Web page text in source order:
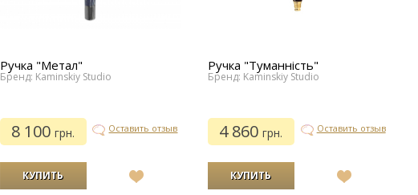
Ручка "Метал"
Бренд: Kaminskiy Studio
8 100грн. Оставить отзыв
Ручка "Туманність"
Бренд: Kaminskiy Studio
4 860грн. Оставить отзыв